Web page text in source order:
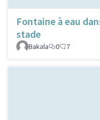
Fontaine à eau
stade
Bakala
0 7